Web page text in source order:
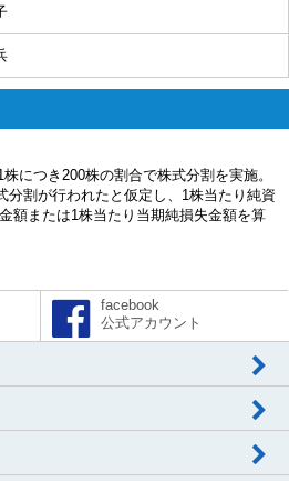
につき200株の割合で株式分割を実施。
分割が行われたと仮定し、1株当たり純資
額または1株当たり当期純損失金額を算
facebook
公式アカウント